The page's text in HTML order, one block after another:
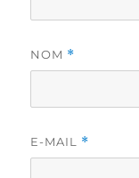
NOM *
E-MAIL *